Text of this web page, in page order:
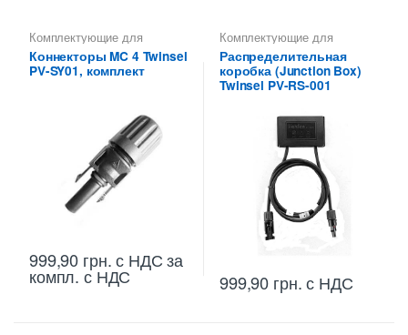
Комплектующие для
солнечных панелей
Коннекторы MC 4 Twinsel
PV-SY01, комплект
999,90 грн.с НДС за
компл. с НДС
Комплектующие для
солнечных панелей
Распределительная
коробка (Junction Box)
Twinsel PV-RS-001
999,90 грн.с НДС